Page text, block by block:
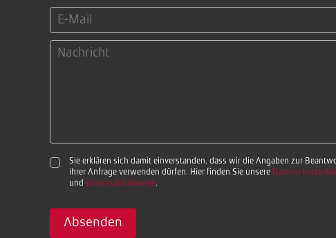
Sie erklären sich damit einverstanden, dass wir die Angaben zur
ihrer Anfrage verwenden dürfen. Hier finden Sie unsere
und Widerrufshinweise.
Absenden